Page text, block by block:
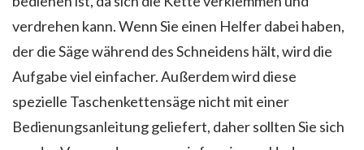
verdrehen kann. Wenn Sie einen Helfer dabei haben,
der die Säge während des Schneidens hält, wird die
Aufgabe viel einfacher. Außerdem wird diese
spezielle Taschenkettensäge nicht mit einer
Bedienungsanleitung geliefert, daher sollten Sie sich